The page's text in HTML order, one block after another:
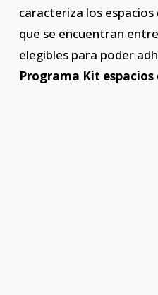
caracteriza los
que se encuentran
elegibles para poder
Programa Kit espacios